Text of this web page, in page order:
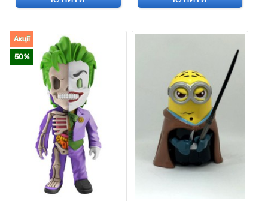
Акції
50 %